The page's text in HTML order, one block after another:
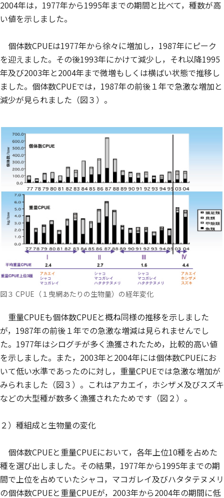
2004年は，1977年から1995年までの期間と比べて，種数が高
い値を示しました。
個体数CPUEは1977年から徐々に増加し，1987年にピーク
を迎えました。その後1993年にかけて減少し，それ以降1995
年及び2003年と2004年まで微増もしくは横ばい状態で推移し
ました。個体数CPUEでは，1987年の前後１年で急激な増加と
減少が見られました（図３）。
図３ CPUE（１曳網あたりの生物量）の経年変化
重量CPUEも個体数CPUEと概ね同様の推移を示しました
が，1987年の前後１年での急激な増減は見られませんでし
た。1977年はシログチが多く漁獲されたため，比較的高い値
を示しました。また，2003年と2004年には個体数CPUEにお
いて低い水準であったのに対し，重量CPUEでは急激な増加が
みられました（図３）。これはアカエイ，ホシザメ及びスズキ
などの大型種が数多く漁獲されたためです（図２）。
２）種組成と生物量の変化
個体数CPUEと重量CPUEにおいて，各年上位10種を占めた
種を選び出しました。その結果，1977年から1995年までの期
間で上位を占めていたシャコ，マコガレイ及びハタタテヌメリ
の個体数CPUEと重量CPUEが，2003年から2004年の期間に低